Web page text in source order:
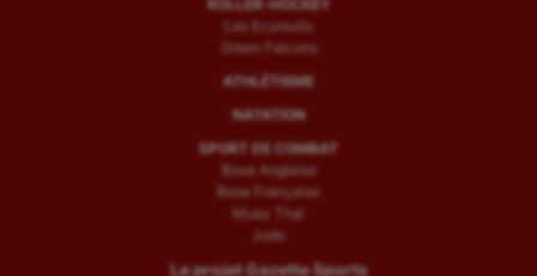
ROLLER-HOCKEY
Les Ecureuils
Green Falcons
ATHLÉTISME
NATATION
SPORT DE COMBAT
Boxe Anglaise
Boxe Française
Muay Thaï
Judo
Le projet Gazette Sports